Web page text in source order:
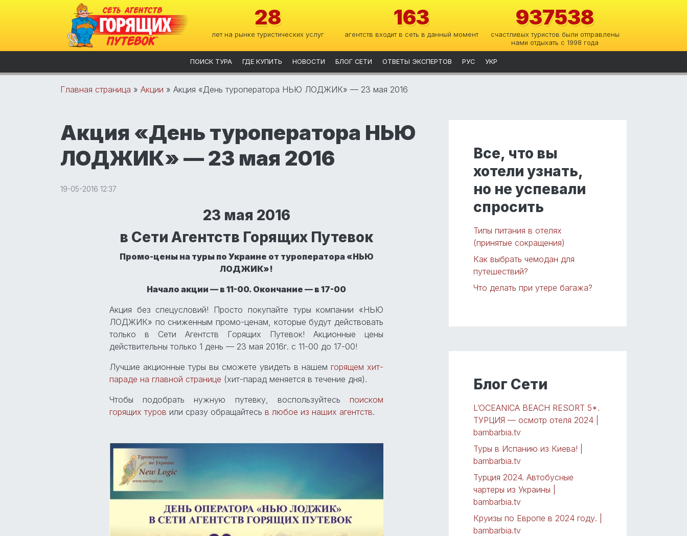
28
лет на рынке туристических услуг
163
агентств входит в сеть в данный момент
937538
счастливых туристов были отправлены
нами отдыхать с 1998 года
ПОИСК ТУРА ГДЕ КУПИТЬ НОВОСТИ БЛОГ СЕТИ ОТВЕТЫ ЭКСПЕРТОВ РУС УКР
Главная страница » Акции » Акция «День туроператора НЬЮ ЛОДЖИК» — 23 мая 2016
Акция «День туроператора НЬЮ
ЛОДЖИК» — 23 мая 2016
19-05-2016 12:37
23 мая 2016
в Сети Агентств Горящих Путевок
Промо-цены на туры по Украине от туроператора «НЬЮ
ЛОДЖИК»!
Начало акции — в 11-00. Окончание — в 17-00
Акция без спецусловий! Просто покупайте туры компании «НЬЮ
ЛОДЖИК» по сниженным промо-ценам, которые будут действовать
только в Сети Агентств Горящих Путевок! Акционные цены
действительны только 1 день — 23 мая 2016г. с 11-00 до 17-00!
Лучшие акционные туры вы сможете увидеть в нашем горящем хит-
параде на главной странице (хит-парад меняется в течение дня).
Чтобы подобрать нужную путевку, воспользуйтесь поиском
горящих туров или сразу обращайтесь в любое из наших агентств.
Все, что вы
хотели узнать,
но не успевали
спросить
Типы питания в отелях
(принятые сокращения)
Как выбрать чемодан для
путешествий?
Что делать при утере багажа?
Блог Сети
L’OCEANICA BEACH RESORT 5*.
ТУРЦИЯ — осмотр отеля 2024 |
bambarbia.tv
Туры в Испанию из Киева! |
bambarbia.tv
Турция 2024. Автобусные
чартеры из Украины |
bambarbia.tv
Круизы по Европе в 2024 году. |
bambarbia.tv